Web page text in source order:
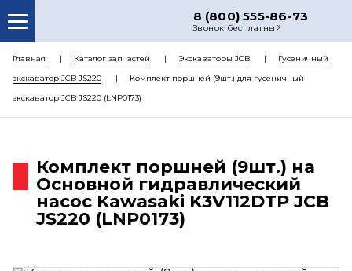
8 (800) 555-86-73
Звонок бесплатный
О НАС
КАТАЛОГ ЗАПЧАСТЕЙ
РЕМОНТ
ЦЕНЫ
КОНТАКТЫ
Главная Каталог запчастей Экскаваторы JCB
Гусеничный
экскаватор JCB JS220
Комплект поршней (9шт.) для гусеничный
экскаватор JCB JS220 (LNP0173)
Комплект поршней (9шт.) на
Основной гидравлический
насос Kawasaki K3V112DTP JCB
JS220 (LNP0173)